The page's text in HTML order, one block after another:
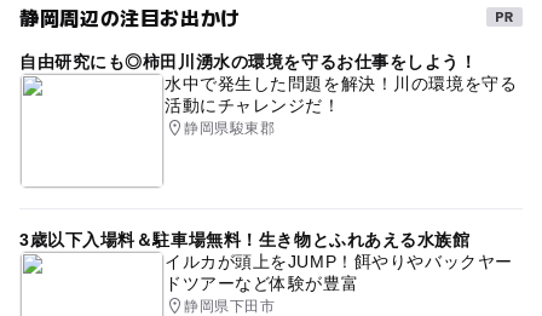
静岡周辺の注目お出かけ
自由研究にも◎柿田川湧水の環境を守るお仕事をしよう！
水中で発生した問題を解決！川の環境を守る
活動にチャレンジだ！
静岡県駿東郡
3歳以下入場料＆駐車場無料！生き物とふれあえる水族館
イルカが頭上をJUMP！餌やりやバックヤー
ドツアーなど体験が豊富
静岡県下田市